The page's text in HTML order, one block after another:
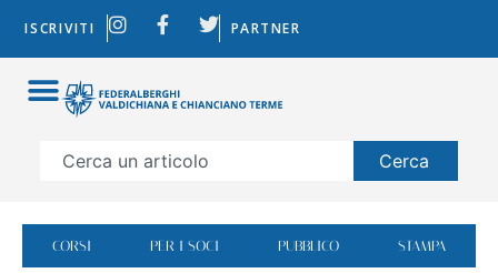
ISCRIVITI PARTNER
Cerca
CORSI PER I SOCI PUBBLICO STAMPA